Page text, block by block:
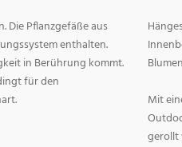
Die Pflanzgefäße aus
enthalten.
in Berührung kommt.
für den
Mit
gerollt